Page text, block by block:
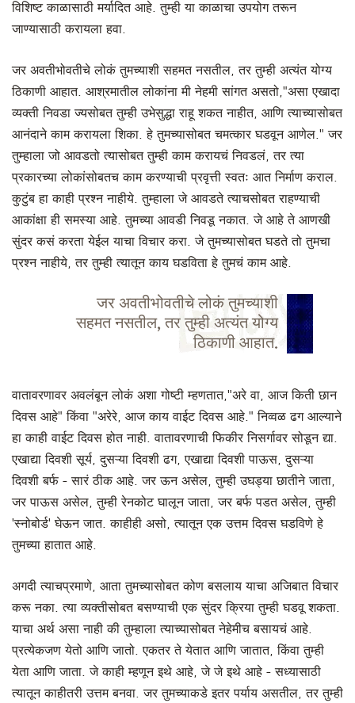
विशिष्ट काळासाठी मर्यादित आहे. तुम्ही या काळाचा उपयोग तरून
जाण्यासाठी करायला हवा.
जर अवतीभोवतीचे लोकं तुमच्याशी सहमत नसतील, तर तुम्ही अत्यंत योग्य
ठिकाणी आहात. आश्रमातील लोकांना मी नेहमी सांगत असतो,"असा एखादा
व्यक्ती निवडा ज्यसोबत तुम्ही उभेसुद्धा राहू शकत नाहीत, आणि त्याच्यासोबत
आनंदाने काम करायला शिका. हे तुमच्यासोबत चमत्कार घडवून आणेल." जर
तुम्हाला जो आवडतो त्यासोबत तुम्ही काम करायचं निवडलं, तर त्या
प्रकारच्या लोकांसोबतच काम करण्याची प्रवृत्ती स्वतः आत निर्माण कराल.
कुटुंब हा काही प्रश्न नाहीये. तुम्हाला जे आवडते त्याचसोबत राहण्याची
आकांक्षा ही समस्या आहे. तुमच्या आवडी निवडू नकात. जे आहे ते आणखी
सुंदर कसं करता येईल याचा विचार करा. जे तुमच्यासोबत घडते तो तुमचा
प्रश्न नाहीये, तर तुम्ही त्यातून काय घडविता हे तुमचं काम आहे.
जर अवतीभोवतीचे लोकं तुमच्याशी
सहमत नसतील, तर तुम्ही अत्यंत योग्य
ठिकाणी आहात.
वातावरणावर अवलंबून लोकं अशा गोष्टी म्हणतात,"अरे वा, आज किती छान
दिवस आहे" किंवा "अरेरे, आज काय वाईट दिवस आहे." निव्वळ ढग आल्याने
हा काही वाईट दिवस होत नाही. वातावरणाची फिकीर निसर्गावर सोडून द्या.
एखाद्या दिवशी सूर्य, दुसऱ्या दिवशी ढग, एखाद्या दिवशी पाऊस, दुसऱ्या
दिवशी बर्फ - सारं ठीक आहे. जर ऊन असेल, तुम्ही उघड्या छातीने जाता,
जर पाऊस असेल, तुम्ही रेनकोट घालून जाता, जर बर्फ पडत असेल, तुम्ही
'स्नोबोर्ड' घेऊन जात. काहीही असो, त्यातून एक उत्तम दिवस घडविणे हे
तुमच्या हातात आहे.
अगदी त्याचप्रमाणे, आता तुमच्यासोबत कोण बसलाय याचा अजिबात विचार
करू नका. त्या व्यक्तीसोबत बसण्याची एक सुंदर क्रिया तुम्ही घडवू शकता.
याचा अर्थ असा नाही की तुम्हाला त्याच्यासोबत नेहेमीच बसायचं आहे.
प्रत्येकजण येतो आणि जातो. एकतर ते येतात आणि जातात, किंवा तुम्ही
येता आणि जाता. जे काही म्हणून इथे आहे, जे जे इथे आहे - सध्यासाठी
त्यातून काहीतरी उत्तम बनवा. जर तुमच्याकडे इतर पर्याय असतील, तर तुम्ही